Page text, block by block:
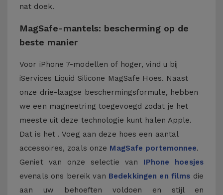
nat doek.
MagSafe-mantels: bescherming op de
beste manier
Voor iPhone 7-modellen of hoger, vind u bij
iServices Liquid Silicone MagSafe Hoes. Naast
onze drie-laagse beschermingsformule, hebben
we een magneetring toegevoegd zodat je het
meeste uit deze technologie kunt halen Apple.
Dat is het . Voeg aan deze hoes een aantal
accessoires, zoals onze MagSafe portemonnee.
Geniet van onze selectie van IPhone hoesjes
evenals ons bereik van Bedekkingen en films die
aan uw behoeften voldoen en stijl en